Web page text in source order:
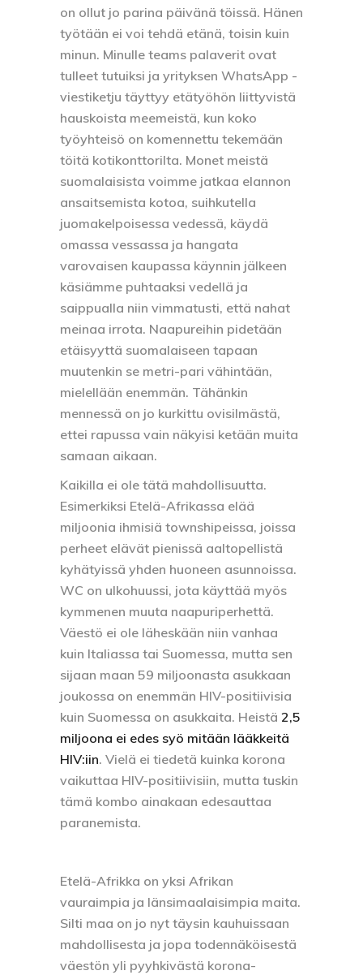
on ollut jo parina päivänä töissä. Hänen
työtään ei voi tehdä etänä, toisin kuin
minun. Minulle teams palaverit ovat
tulleet tutuiksi ja yrityksen WhatsApp -
viestiketju täyttyy etätyöhön liittyvistä
hauskoista meemeistä, kun koko
työyhteisö on komennettu tekemään
töitä kotikonttorilta. Monet meistä
suomalaisista voimme jatkaa elannon
ansaitsemista kotoa, suihkutella
juomakelpoisessa vedessä, käydä
omassa vessassa ja hangata
varovaisen kaupassa käynnin jälkeen
käsiämme puhtaaksi vedellä ja
saippualla niin vimmatusti, että nahat
meinaa irrota. Naapureihin pidetään
etäisyyttä suomalaiseen tapaan
muutenkin se metri-pari vähintään,
mielellään enemmän. Tähänkin
mennessä on jo kurkittu ovisilmästä,
ettei rapussa vain näkyisi ketään muita
samaan aikaan.
Kaikilla ei ole tätä mahdollisuutta.
Esimerkiksi Etelä-Afrikassa elää
miljoonia ihmisiä townshipeissa, joissa
perheet elävät pienissä aaltopellistä
kyhätyissä yhden huoneen asunnoissa.
WC on ulkohuussi, jota käyttää myös
kymmenen muuta naapuriperhettä.
Väestö ei ole läheskään niin vanhaa
kuin Italiassa tai Suomessa, mutta sen
sijaan maan 59 miljoonasta asukkaan
joukossa on enemmän HIV-positiivisia
kuin Suomessa on asukkaita. Heistä 2,5
miljoona ei edes syö mitään lääkkeitä
HIV:iin. Vielä ei tiedetä kuinka korona
vaikuttaa HIV-positiivisiin, mutta tuskin
tämä kombo ainakaan edesauttaa
paranemista.
Etelä-Afrikka on yksi Afrikan
vauraimpia ja länsimaalaisimpia maita.
Silti maa on jo nyt täysin kauhuissaan
mahdollisesta ja jopa todennäköisestä
väestön yli pyyhkivästä korona-